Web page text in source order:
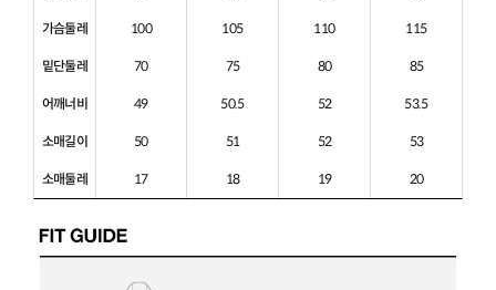
가슴둘레 100 105 110 115
밑단둘레 70 75 80 85
어깨너비 49 50.5 52 53.5
소매길이 50 51 52 53
소매둘레 17 18 19 20